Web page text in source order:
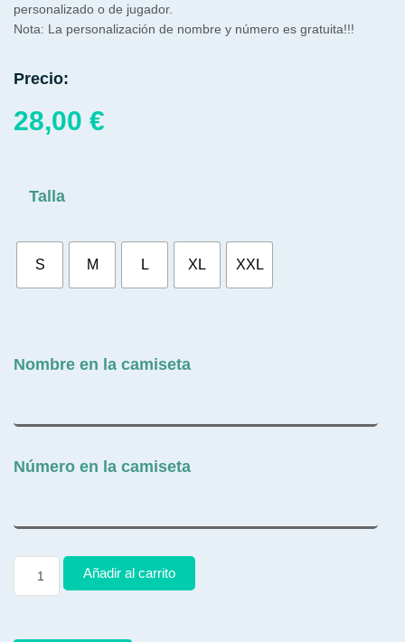
personalizado o de jugador.
Nota: La personalización de nombre y número es gratuita!!!
Precio:
28,00 €
Talla
S M L XL XXL
Nombre en la camiseta
Número en la camiseta
Añadir al carrito